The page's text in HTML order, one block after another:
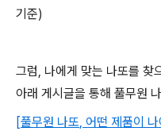
기준)
그럼, 나에게 맞는 나또를 찾
아래 게시글을 통해 풀무원
[풀무원 나또, 어떤 제품이